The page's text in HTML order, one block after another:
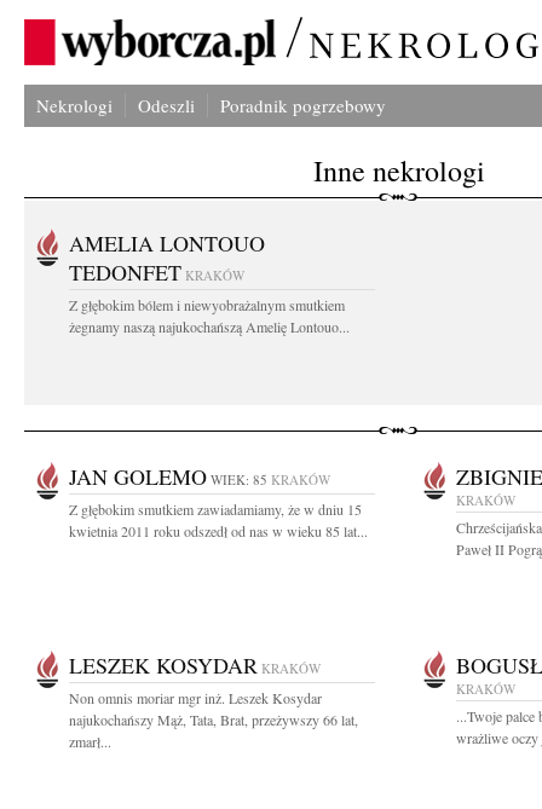
Nekrologi Odeszli Poradnik pogrzebowy
Inne nekrologi
AMELIA LONTOUO
TEDONFET KRAKÓW
Z głębokim bólem i niewyobrażalnym smutkiem
żegnamy naszą najukochańszą Amelię Lontouo...
JAN GOLEMO WIEK: 85 KRAKÓW
Z głębokim smutkiem zawiadamiamy, że w dniu 15
kwietnia 2011 roku odszedł od nas w wieku 85 lat...
KRAKÓW
Paweł II
LESZEK KOSYDAR KRAKÓW
Non omnis moriar mgr inż. Leszek Kosydar
najukochańszy Mąż, Tata, Brat, przeżywszy 66 lat,
zmarł...
KRAKÓW
...Twoje palce
wrażliwe oczy